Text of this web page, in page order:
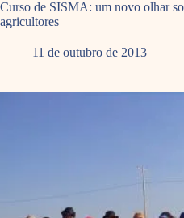
Curso de SISMA: um novo olhar
agricultores
11 de outubro de 2013